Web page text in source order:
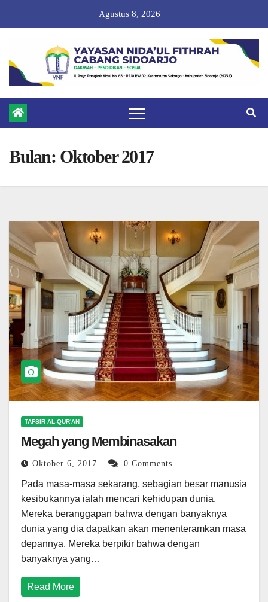
to
Agustus 8, 2026
Bulan: Oktober 2017
TAFSIR AL-QUR'AN
Megah yang Membinasakan
Oktober 6, 2017 0 Comments
Pada masa-masa sekarang, sebagian besar manusia
kesibukannya ialah mencari kehidupan dunia.
Mereka beranggapan bahwa dengan banyaknya
dunia yang dia dapatkan akan menenteramkan masa
depannya. Mereka berpikir bahwa dengan
banyaknya yang…
Read More